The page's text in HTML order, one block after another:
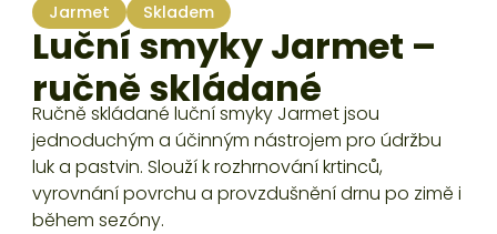
Jarmet Skladem
Luční smyky Jarmet –
ručně skládané
Ručně skládané luční smyky Jarmet jsou
jednoduchým a účinným nástrojem pro údržbu
luk a pastvin. Slouží k rozhrnování krtinců,
vyrovnání povrchu a provzdušnění drnu po zimě i
během sezóny.